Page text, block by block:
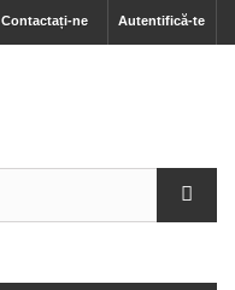
Autentifică-te
Contactați-ne